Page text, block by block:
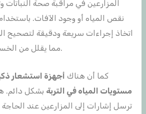
المزارعين في مراقبة صحة
نقص المياه أو وجود الآفات.
اتخاذ إجراءات سريعة ودقيقة لتصحيح
مما يقلل من الخسائر ويحسن الإنتاجية.
كما أن هناك أجهزة استشعار
مستويات المياه في التربة بشكل دائم.
ترسل إشارات إلى المزارعين عند الحاجة